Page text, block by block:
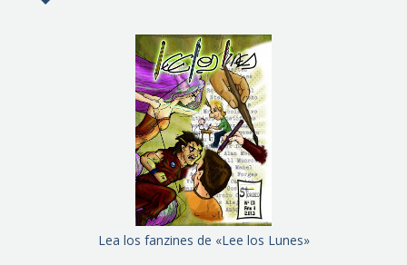
Lea los fanzines de «Lee los Lunes»